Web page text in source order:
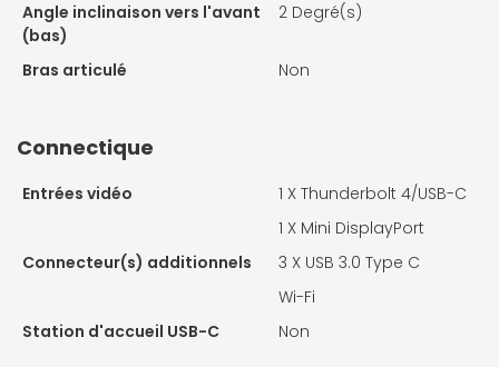
Angle inclinaison vers l'avant
(bas)
2 Degré(s)
Bras articulé Non
Connectique
Entrées vidéo 1 X Thunderbolt 4/USB-C
1 X Mini DisplayPort
Connecteur(s) additionnels
3 X USB 3.0 Type C
Wi-Fi
Station d'accueil USB-C
Non